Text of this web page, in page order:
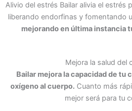
Alivio del estrés Bailar alivia el estrés
liberando endorfinas y fomentando
mejorando en última instancia
Mejora la salud del
Bailar mejora la capacidad de tu
oxígeno al cuerpo.Cuanto más
mejor será para tu